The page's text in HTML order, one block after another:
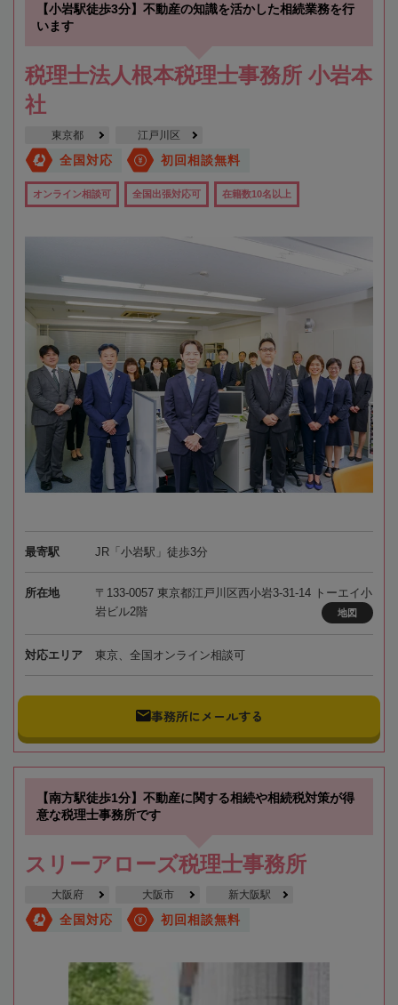
【小岩駅徒歩3分】不動産の知識を活かした相続業務を行
います
税理士法人根本税理士事務所 小岩本
社
東京都 江戸川区
全国対応 初回相談無料
オンライン相談可 全国出張対応可 在籍数10名以上
最寄駅 JR「小岩駅」徒歩3分
所在地
〒133-0057 東京都江戸川区西小岩3-31-14 トーエイ小
岩ビル2階
地図
対応エリア 東京、全国オンライン相談可
事務所にメールする
【南方駅徒歩1分】不動産に関する相続や相続税対策が得
意な税理士事務所です
スリーアローズ税理士事務所
大阪府 大阪市 新大阪駅
全国対応 初回相談無料